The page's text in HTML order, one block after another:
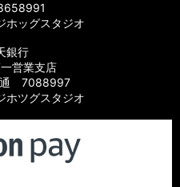
ホッグスタジオ
銀行
営業支店
通 7088997
ホツグスタジオ